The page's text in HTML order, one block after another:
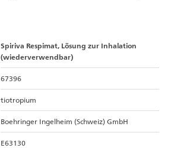
Spiriva Respimat, Lösung zur Inhalation
(wiederverwendbar)
67396
tiotropium
Boehringer Ingelheim (Schweiz) GmbH
E63130